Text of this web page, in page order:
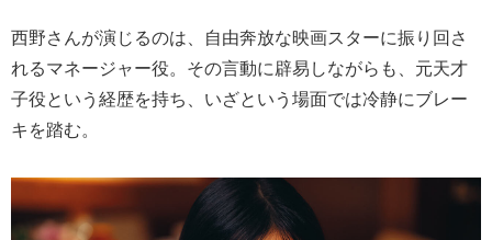
西野さんが演じるのは、自由奔放な映画スターに振り回さ
れるマネージャー役。その言動に辟易しながらも、元天才
子役という経歴を持ち、いざという場面では冷静にブレー
キを踏む。